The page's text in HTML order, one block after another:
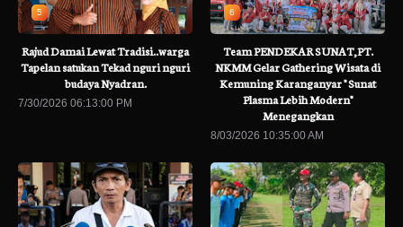
5
Rajud Damai Lewat Tradisi..warga
Tapelan satukan Tekad nguri nguri
budaya Nyadran.
7/30/2026 06:13:00 PM
6
Team PENDEKAR SUNAT,PT.
NKMM Gelar Gathering Wisata di
Kemuning Karanganyar " Sunat
Plasma Lebih Modern"
Menegangkan
8/03/2026 10:35:00 AM